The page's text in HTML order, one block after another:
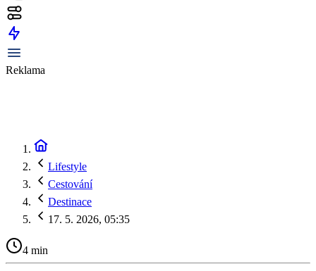
Reklama
Lifestyle
Cestování
Destinace
17. 5. 2026, 05:35
4 min